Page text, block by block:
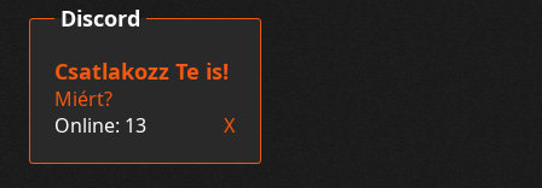
Discord
Csatlakozz Te is!
Miért?
Online: 13
X